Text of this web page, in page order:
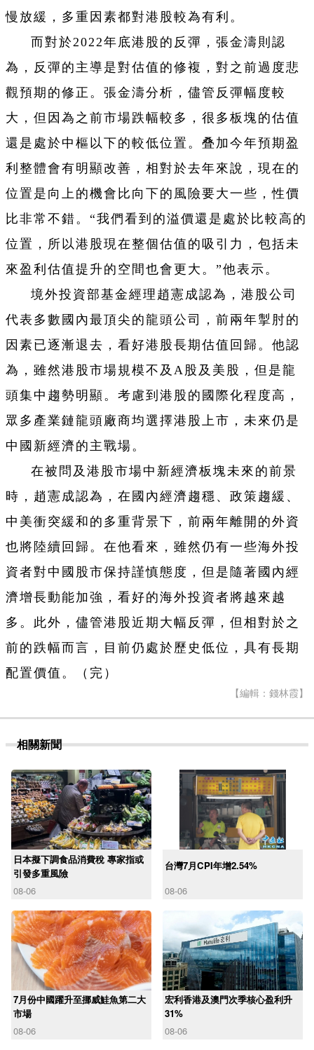
慢放緩，多重因素都對港股較為有利。
而對於2022年底港股的反彈，張金濤則認
為，反彈的主導是對估值的修複，對之前過度悲
觀預期的修正。張金濤分析，儘管反彈幅度較
大，但因為之前市場跌幅較多，很多板塊的估值
還是處於中樞以下的較低位置。叠加今年預期盈
利整體會有明顯改善，相對於去年來說，現在的
位置是向上的機會比向下的風險要大一些，性價
比非常不錯。“我們看到的溢價還是處於比較高的
位置，所以港股現在整個估值的吸引力，包括未
來盈利估值提升的空間也會更大。”他表示。
境外投資部基金經理趙憲成認為，港股公司
代表多數國內最頂尖的龍頭公司，前兩年掣肘的
因素已逐漸退去，看好港股長期估值回歸。他認
為，雖然港股市場規模不及A股及美股，但是龍
頭集中趨勢明顯。考慮到港股的國際化程度高，
眾多產業鏈龍頭廠商均選擇港股上市，未來仍是
中國新經濟的主戰場。
在被問及港股市場中新經濟板塊未來的前景
時，趙憲成認為，在國內經濟趨穩、政策趨緩、
中美衝突緩和的多重背景下，前兩年離開的外資
也將陸續回歸。在他看來，雖然仍有一些海外投
資者對中國股市保持謹慎態度，但是隨著國內經
濟增長動能加強，看好的海外投資者將越來越
多。此外，儘管港股近期大幅反彈，但相對於之
前的跌幅而言，目前仍處於歷史低位，具有長期
配置價值。（完）
【編輯：錢林霞】
相關新聞
日本擬下調食品消費稅 專家指或
引發多重風險
08-06
台灣7月CPI年增2.54%
08-06
7月份中國躍升至挪威鮭魚第二大
市場
08-06
宏利香港及澳門次季核心盈利升
31%
08-06